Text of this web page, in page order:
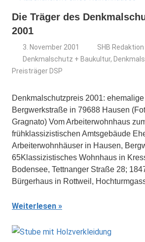
Die Träger des
2001
3. November 2001
SHB Redaktion
Denkmalschutz + Baukultur,
Preisträger DSP
Denkmalschutzpreis 2001:
Bergwerkstraße in 79688 Hausen
Gragnato) Vom Arbeiterwohnhaus
frühklassizistischen Amtsgebäude
Arbeiterwohnhäuser in Hausen,
65Klassizistisches Wohnhaus in
Bodensee, Tettnanger Straße 28;
Bürgerhaus in Rottweil,
Weiterlesen